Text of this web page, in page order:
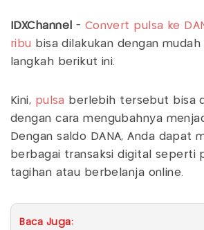
IDXChannel - Convert pulsa ke
ribu
bisa dilakukan dengan
langkah berikut ini.
Kini, pulsa
berlebih tersebut bisa
dengan cara mengubahnya
Dengan saldo DANA, Anda dapat
berbagai transaksi digital seperti
tagihan atau berbelanja online.
Baca Juga: